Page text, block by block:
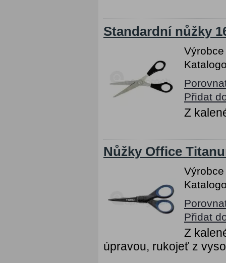
Standardní nůžky
Přidat
Z
Nůžky Office
Přidat
Z
úpravou, rukojeť z